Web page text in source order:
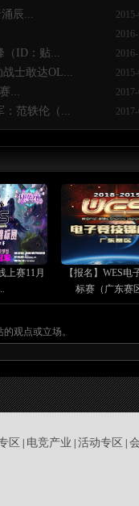
辰...
（ID：贴...
战士敢达OL...
...
：范轶伦（...
上赛11月
【报名】WES电
标赛（广东赛
观点或立场。
区 电竞产业 活动专区